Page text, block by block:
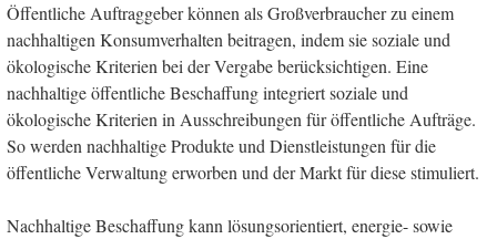
Öffentliche Auftraggeber können als Großverbraucher zu einem
nachhaltigen Konsumverhalten beitragen, indem sie soziale und
ökologische Kriterien bei der Vergabe berücksichtigen. Eine
nachhaltige öffentliche Beschaffung integriert soziale und
ökologische Kriterien in Ausschreibungen für öffentliche Aufträge.
So werden nachhaltige Produkte und Dienstleistungen für die
öffentliche Verwaltung erworben und der Markt für diese stimuliert.
Nachhaltige Beschaffung kann lösungsorientiert, energie- sowie